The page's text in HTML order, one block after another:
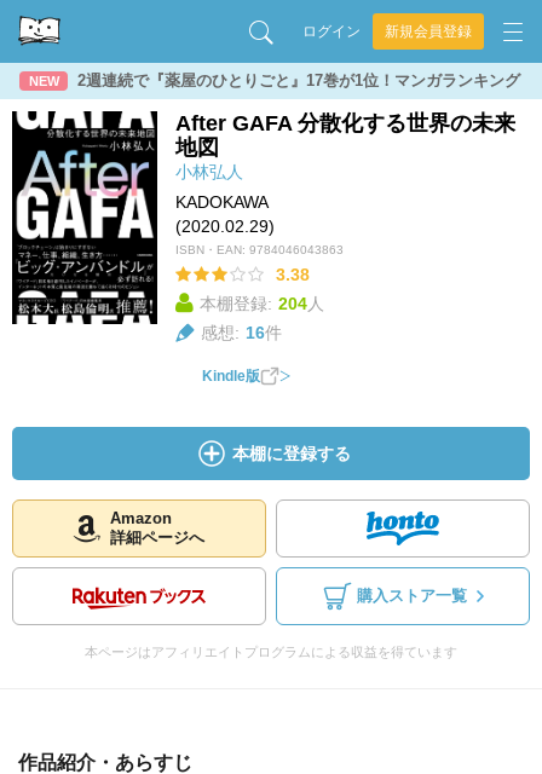
ログイン 新規会員登録
NEW 2週連続で『薬屋のひとりごと』17巻が1位！マンガランキング
After GAFA 分散化する世界の未来
地図
小林弘人
KADOKAWA
(2020.02.29)
ISBN・EAN: 9784046043863
3.38
本棚登録: 204人
感想: 16件
Kindle版
本棚に登録する
Amazon
詳細ページへ
購入ストア一覧
本ページはアフィリエイトプログラムによる収益を得ています
作品紹介・あらすじ